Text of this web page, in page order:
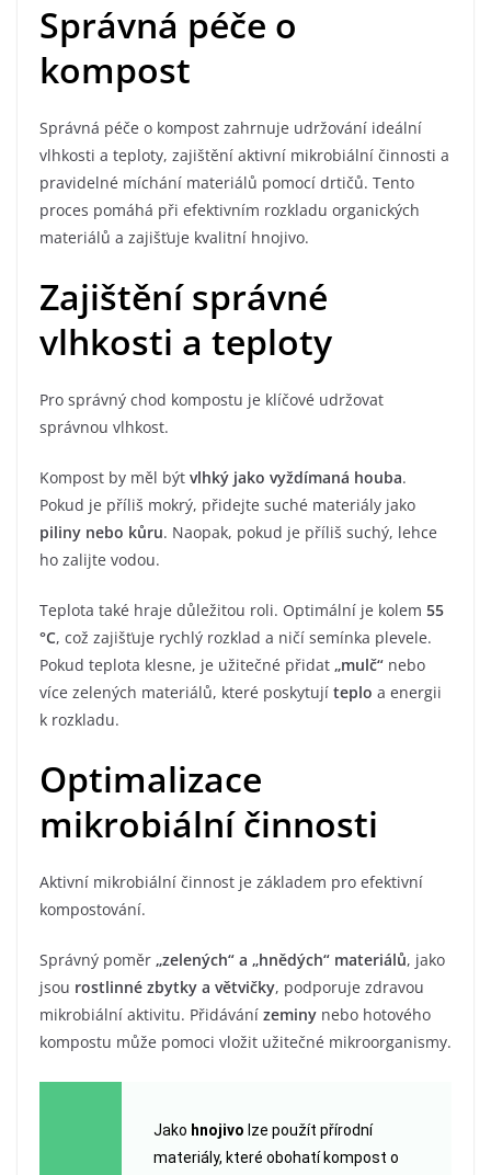
Správná péče o
kompost
Správná péče o kompost zahrnuje udržování ideální
vlhkosti a teploty, zajištění aktivní mikrobiální činnosti a
pravidelné míchání materiálů pomocí drtičů. Tento
proces pomáhá při efektivním rozkladu organických
materiálů a zajišťuje kvalitní hnojivo.
Zajištění správné
vlhkosti a teploty
Pro správný chod kompostu je klíčové udržovat
správnou vlhkost.
Kompost by měl být vlhký jako vyždímaná houba.
Pokud je příliš mokrý, přidejte suché materiály jako
piliny nebo kůru. Naopak, pokud je příliš suchý, lehce
ho zalijte vodou.
Teplota také hraje důležitou roli. Optimální je kolem 55
°C, což zajišťuje rychlý rozklad a ničí semínka plevele.
Pokud teplota klesne, je užitečné přidat „mulč“ nebo
více zelených materiálů, které poskytují teplo a energii
k rozkladu.
Optimalizace
mikrobiální činnosti
Aktivní mikrobiální činnost je základem pro efektivní
kompostování.
Správný poměr „zelených“ a „hnědých“ materiálů, jako
jsou rostlinné zbytky a větvičky, podporuje zdravou
mikrobiální aktivitu. Přidávání zeminy nebo hotového
kompostu může pomoci vložit užitečné mikroorganismy.
Jako hnojivo lze použít přírodní
materiály, které obohatí kompost o